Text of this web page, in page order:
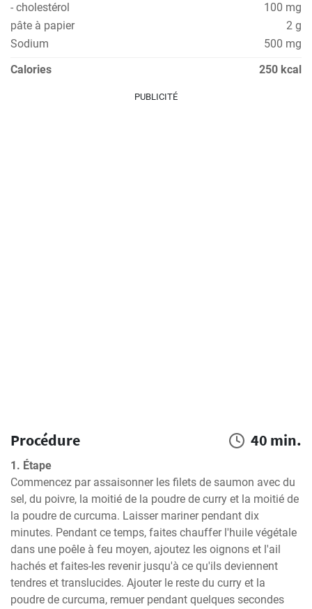
- cholestérol
100 mg
pâte à papier
2 g
Sodium
500 mg
Calories
250 kcal
PUBLICITÉ
Procédure 40 min.
1. Étape
Commencez par assaisonner les filets de saumon avec du
sel, du poivre, la moitié de la poudre de curry et la moitié de
la poudre de curcuma. Laisser mariner pendant dix
minutes. Pendant ce temps, faites chauffer l'huile végétale
dans une poêle à feu moyen, ajoutez les oignons et l'ail
hachés et faites-les revenir jusqu'à ce qu'ils deviennent
tendres et translucides. Ajouter le reste du curry et la
poudre de curcuma, remuer pendant quelques secondes